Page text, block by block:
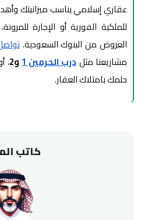
كاتب
عقاري إسلامي يناسب ميزانيتك
للملكية الفورية أو الإجارة
العروض من البنوك السعودية.
مشاريعنا مثلدرب الحرمين 1 و2 ،
حلمك بامتلاك العقار.